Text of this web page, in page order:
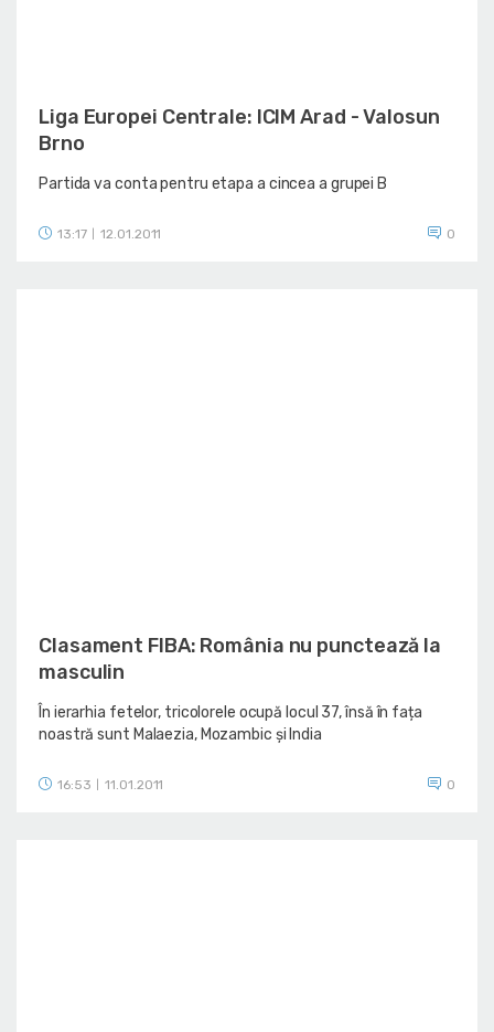
Liga Europei Centrale: ICIM Arad - Valosun
Brno
Partida va conta pentru etapa a cincea a grupei B
13:17 12.01.2011 0
Clasament FIBA: România nu punctează la
masculin
În ierarhia fetelor, tricolorele ocupă locul 37, însă în fața
noastră sunt Malaezia, Mozambic și India
16:53 11.01.2011 0